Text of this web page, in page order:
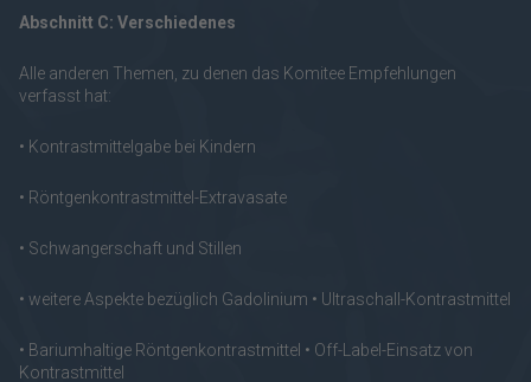
Abschnitt C: Verschiedenes
Alle anderen Themen, zu denen das Komitee Empfehlungen
verfasst hat:
• Kontrastmittelgabe bei Kindern
• Röntgenkontrastmittel-Extravasate
• Schwangerschaft und Stillen
• weitere Aspekte bezüglich Gadolinium • Ultraschall-Kontrastmittel
• Bariumhaltige Röntgenkontrastmittel • Off-Label-Einsatz von
Kontrastmittel